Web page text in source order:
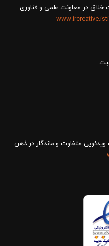
در معاونت علمی و فناوری
متفاوت و ماندگار در ذهن